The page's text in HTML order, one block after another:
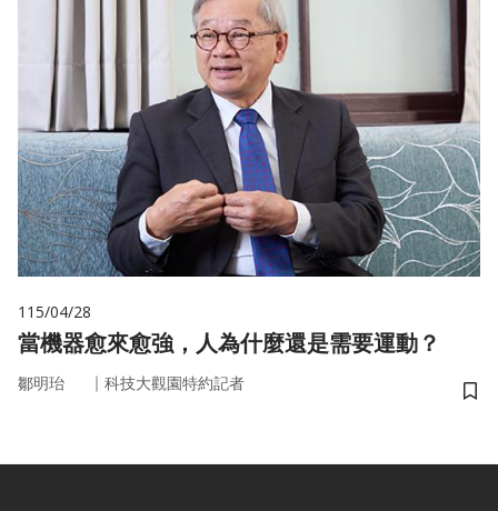
115/04/28
當機器愈來愈強，人為什麼還是需要運動？
鄒明珆 ｜ 科技大觀園特約記者
儲